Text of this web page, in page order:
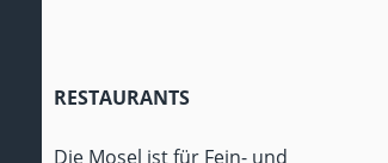
RESTAURANTS
Die Mosel ist für Fein- und